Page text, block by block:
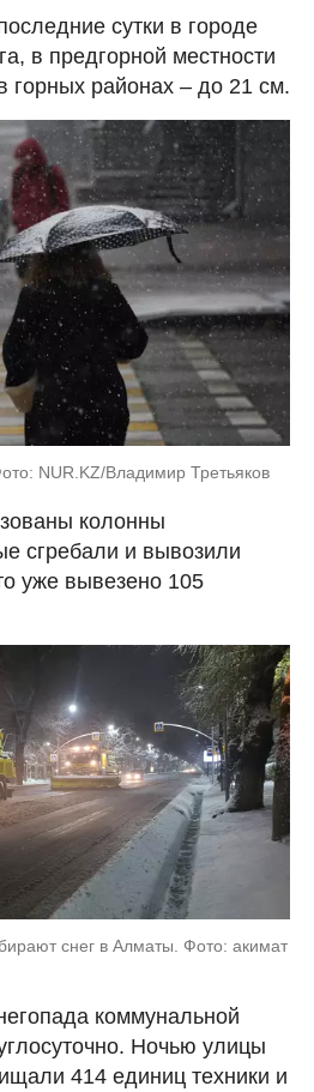
сутки в городе
в предгорной местности
горных районах – до 21 см.
NUR.KZ/Владимир Третьяков
колонны
сгребали и вывозили
уже вывезено 105
снег в Алматы. Фото: акимат
коммунальной
Ночью улицы
414 единиц техники и